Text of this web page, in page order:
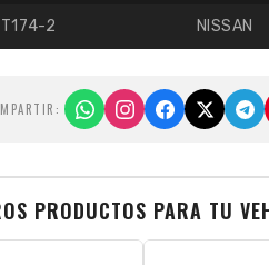
2 NISSAN
PRODUCTOS PARA TU